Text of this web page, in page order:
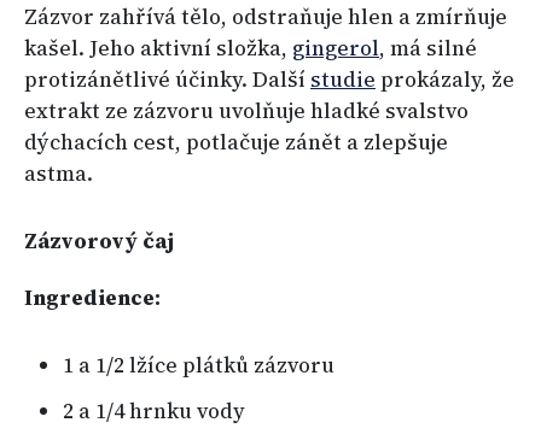
Zázvor zahřívá tělo, odstraňuje hlen a zmírňuje
kašel. Jeho aktivní složka, gingerol, má silné
protizánětlivé účinky. Další studie prokázaly, že
extrakt ze zázvoru uvolňuje hladké svalstvo
dýchacích cest, potlačuje zánět a zlepšuje
astma.
Zázvorový čaj
Ingredience:
1 a 1/2 lžíce plátků zázvoru
2 a 1/4 hrnku vody